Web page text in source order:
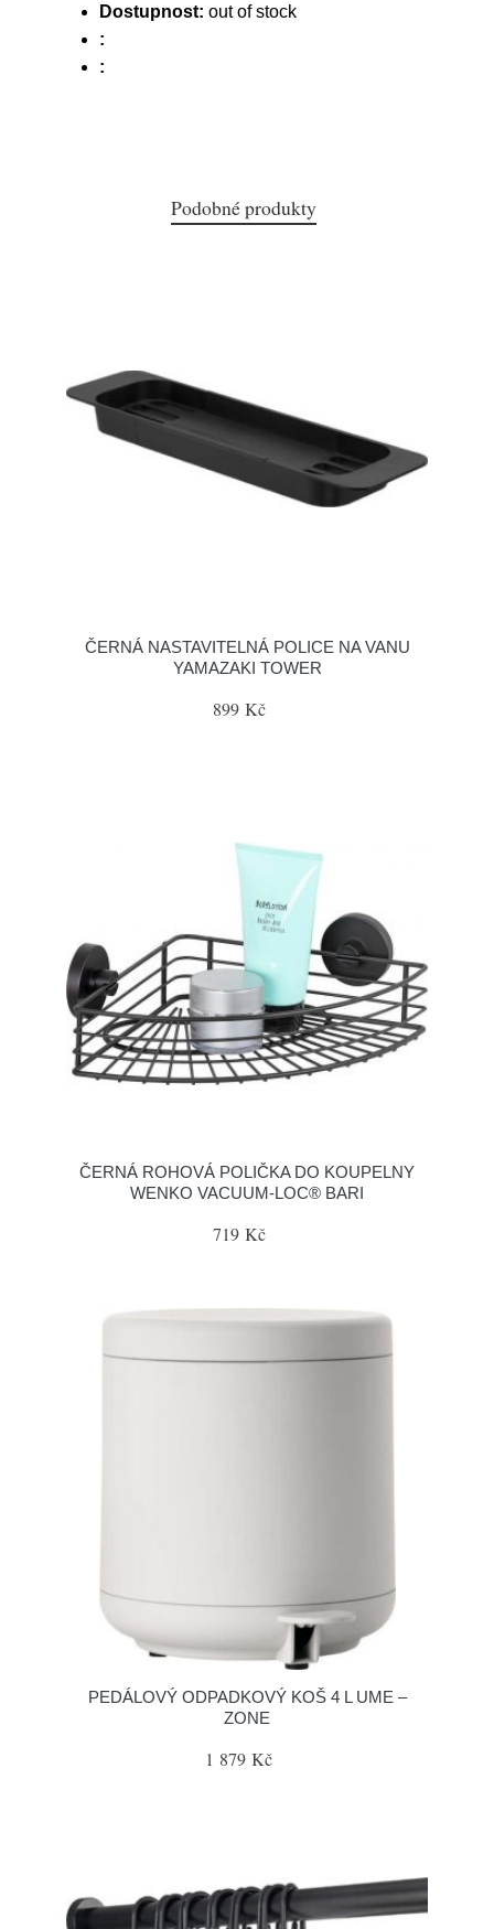
Dostupnost: out of stock
:
:
Podobné produkty
ČERNÁ NASTAVITELNÁ POLICE NA VANU
YAMAZAKI TOWER
899 Kč
ČERNÁ ROHOVÁ POLIČKA DO KOUPELNY
WENKO VACUUM-LOC® BARI
719 Kč
PEDÁLOVÝ ODPADKOVÝ KOŠ 4 L UME –
ZONE
1 879 Kč